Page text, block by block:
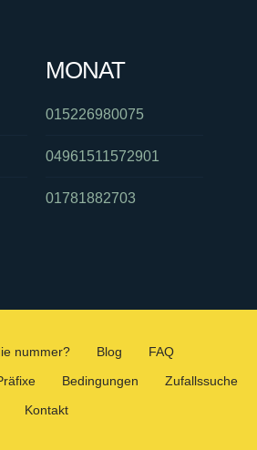
MONAT
015226980075
04961511572901
01781882703
nummer? Blog
FAQ
Bedingungen
Zufallssuche
Kontakt